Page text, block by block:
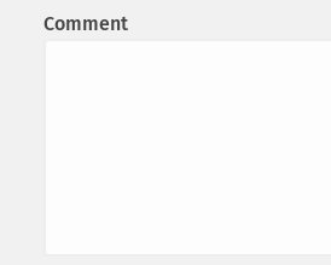
Comment